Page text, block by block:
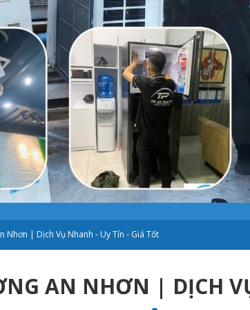
Nhơn | Dịch Vụ Nhanh - Uy Tín - Giá Tốt
AN NHƠN | DỊCH